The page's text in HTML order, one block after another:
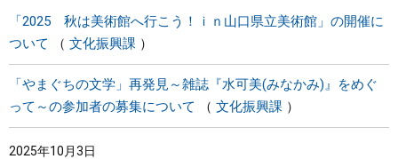
「2025 秋は美術館へ行こう！ｉｎ山口県立美術館」の開催に
ついて
文化振興課
「やまぐちの文学」再発見～雑誌『水可美(みなかみ)』をめぐ
って～の参加者の募集について
文化振興課
2025年10月3日